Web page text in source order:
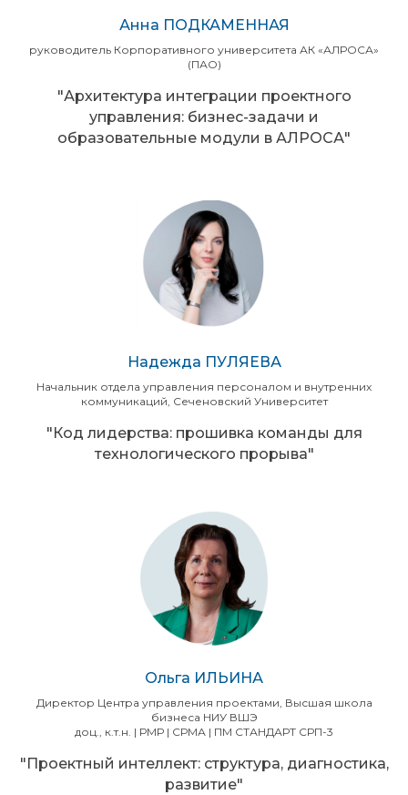
Анна ПОДКАМЕННАЯ
руководитель Корпоративного университета АК «АЛРОСА»
(ПАО)
"Архитектура интеграции проектного
управления: бизнес-задачи и
образовательные модули в АЛРОСА"
Надежда ПУЛЯЕВА
Начальник отдела управления персоналом и внутренних
коммуникаций, Сеченовский Университет
"Код лидерства: прошивка команды для
технологического прорыва"
Ольга ИЛЬИНА
Директор Центра управления проектами, Высшая школа
бизнеса НИУ ВШЭ
доц., к.т.н. | РМР | СРМА | ПМ СТАНДАРТ СРП-3
"Проектный интеллект: структура, диагностика,
развитие"